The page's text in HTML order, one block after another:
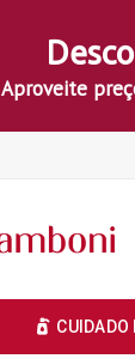
Aproveite